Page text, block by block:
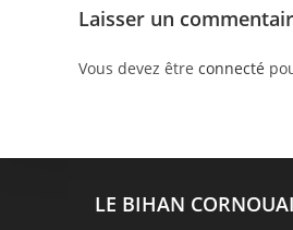
Laisser un
Vous devez être connecté
LE BIHAN